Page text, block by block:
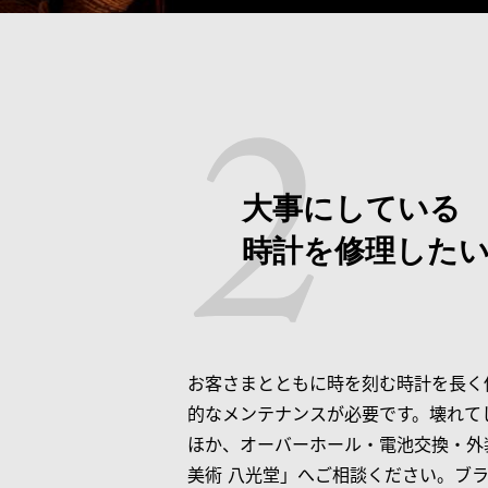
大事にしている
時計を修理した
お客さまとともに時を刻む時計を長
的なメンテナンスが必要です。壊れ
ほか、オーバーホール・電池交換・
美術 八光堂」へご相談ください。ブ